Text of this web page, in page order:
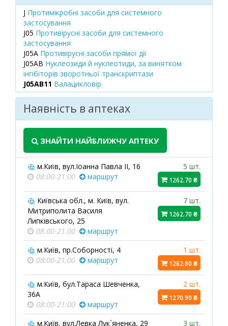
J Протимікробні засоби для системного
застосування
J05 Противірусні засоби для системного
застосування
J05A Противірусні засоби прямої дії
J05AB Нуклеозиди й нуклеотиди, за винятком
інгібіторів зворотньої транскриптази
J05AB11 Валацикловір
Наявність в аптеках
ЗНАЙТИ НАЙБЛИЖЧУ АПТЕКУ
м.Київ, вул.Іоанна Павла ІІ, 16
08:00-21:00
маршрут
5 шт.
1262.70 ₴
Київська обл., м. Київ, вул.
Митриполита Василя
Липківського, 25
08.00-21.00
маршрут
7 шт.
1262.70 ₴
м.Київ, пр.Соборності, 4
08:00-21:00
маршрут
1 шт.
1262.80 ₴
м.Київ, бул.Тараса Шевченка,
36А
08:00-21:00
маршрут
2 шт.
1270.90 ₴
м.Київ, вул.Левка Лук`яненка, 29 3 шт.